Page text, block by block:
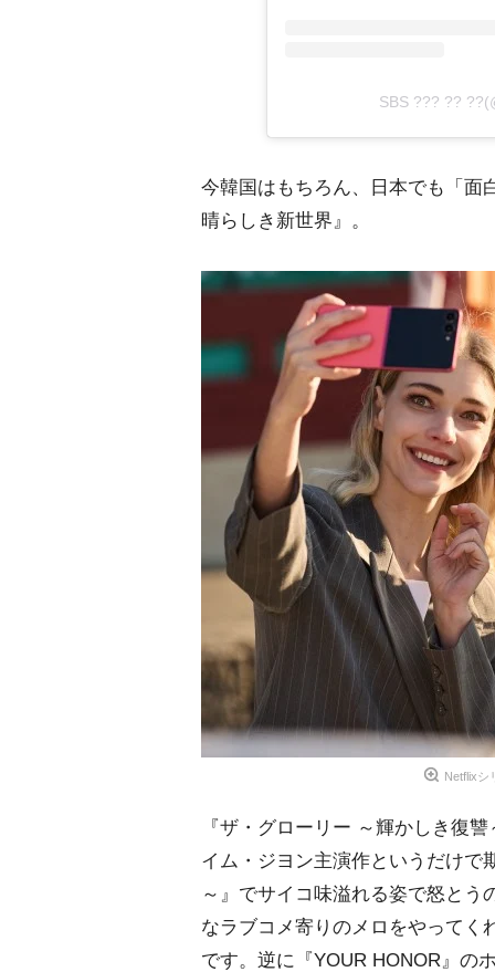
SBS ??? ??
今韓国はもちろん、日本でも「面
晴らしき新世界』。
Netflixシ
『ザ・グローリー ～輝かしき復
イム・ジヨン主演作というだけで
～』でサイコ味溢れる姿で怒とう
なラブコメ寄りのメロをやって
です。逆に『YOUR HONOR』の